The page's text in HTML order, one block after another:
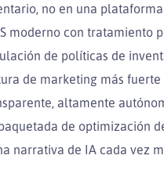
no en una
moderno con tratamiento
de políticas de
de marketing más
altamente
de optimización
narrativa de IA cada vez